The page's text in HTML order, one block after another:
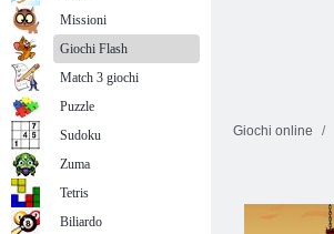
Giochi online
Missioni
Giochi Flash
Match 3 giochi
Puzzle
Sudoku
Zuma
Tetris
Biliardo